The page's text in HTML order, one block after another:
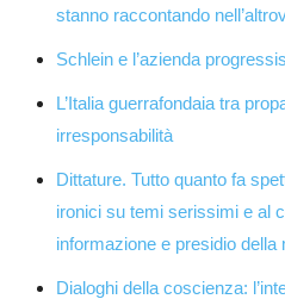
stanno raccontando
Schlein e l’azienda
L’Italia guerrafondaia tra
irresponsabilità
Dittature. Tutto quanto fa
ironici su temi serissimi e al
informazione e presidio della
Dialoghi della coscienza: